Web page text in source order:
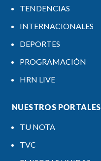
TENDENCIAS
INTERNACIONALES
DEPORTES
PROGRAMACIÓN
HRN LIVE
NUESTROS PORTALES
TU NOTA
TVC